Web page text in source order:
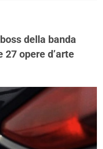
della banda
opere d’arte